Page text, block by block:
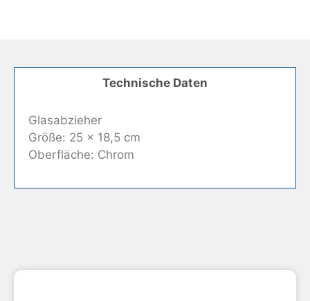
Technische Daten
Glasabzieher
Größe: 25 x 18,5 cm
Oberfläche: Chrom